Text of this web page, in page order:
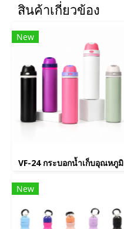
สินค้าเกี่ยวข้อง
New
VF-24 กระบอกน้ำเก็บอุณหภูมิ
New